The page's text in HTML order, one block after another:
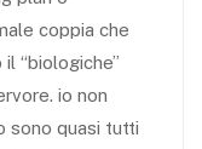
coppia che
“biologiche”
io non
sono quasi tutti